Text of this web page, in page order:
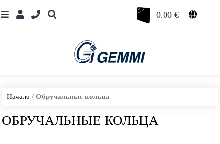
0.00€
Начало /Обручальные кольца
ОБРУЧАЛЬНЫЕ КОЛЬЦА